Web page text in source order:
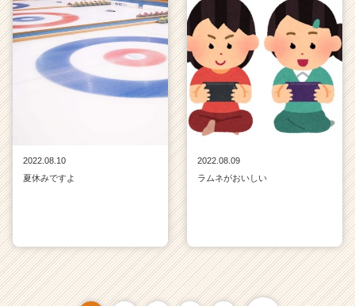
2022.08.10
夏休みですよ
2022.08.09
ラムネがおいしい